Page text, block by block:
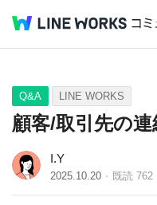
Q&A Tips
Q&A LINE WORKS
顧客/取引先の
I.Y
2025.10.20 既読 762